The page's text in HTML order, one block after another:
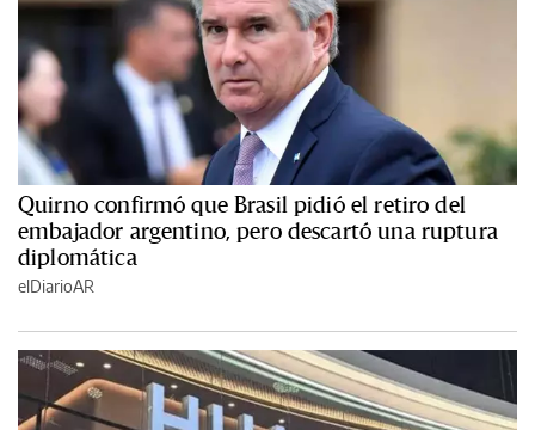
Quirno confirmó que Brasil pidió el retiro del
embajador argentino, pero descartó una ruptura
diplomática
elDiarioAR